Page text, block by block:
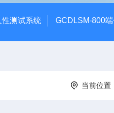
测试系统 GCDLSM-800
当前位置